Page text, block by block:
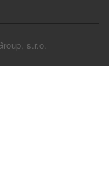
s.r.o.